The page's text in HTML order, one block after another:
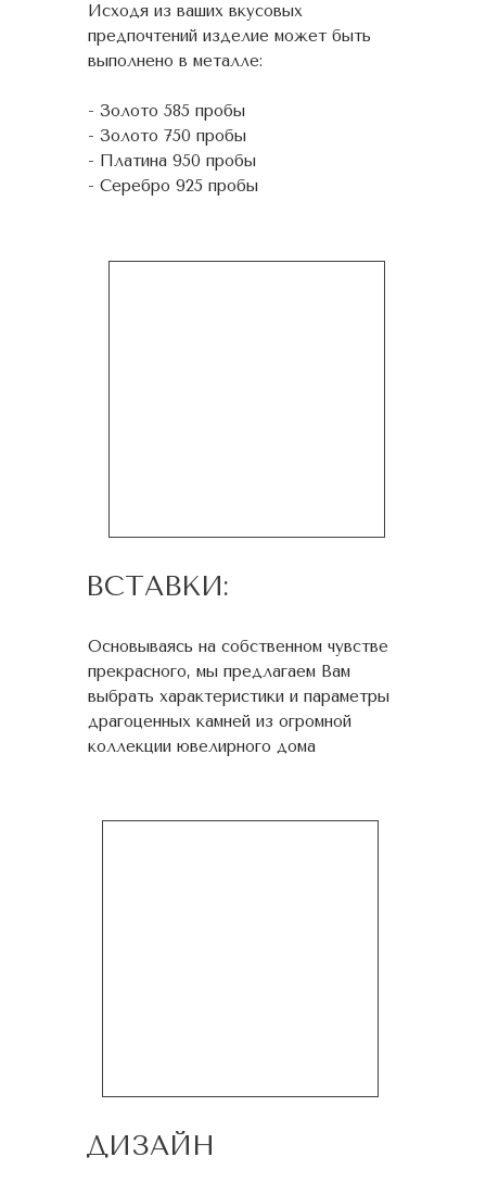
Исходя из ваших вкусовых
предпочтений изделие может быть
выполнено в металле:
- Золото 585 пробы
- Золото 750 пробы
- Платина 950 пробы
- Серебро 925 пробы
ВСТАВКИ:
Основываясь на собственном чувстве
прекрасного, мы предлагаем Вам
выбрать характеристики и параметры
драгоценных камней из огромной
коллекции ювелирного дома
ДИЗАЙН